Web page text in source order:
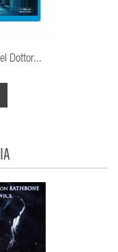
Dottor...